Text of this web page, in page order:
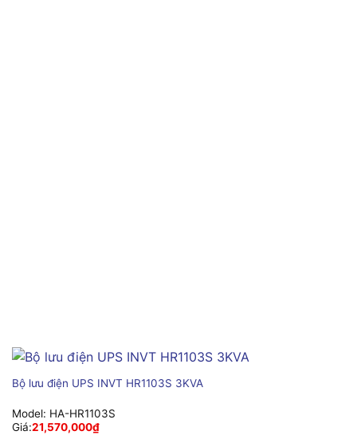
Bộ lưu điện UPS INVT HR1103S 3KVA
Model: HA-HR1103S
Giá:21,570,000₫